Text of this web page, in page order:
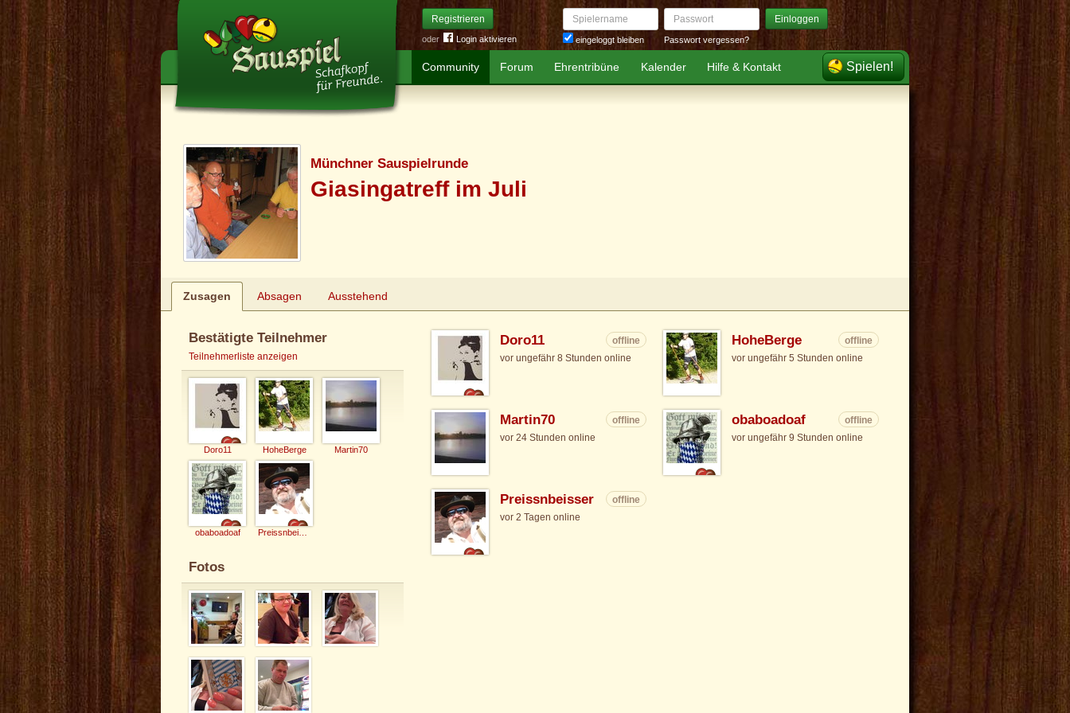
Registrieren
oder Login aktivieren
Spielername
eingeloggt bleiben
Passwort Einloggen
Passwort vergessen?
Community Forum Ehrentribüne Kalender Hilfe & Kontakt Spielen!
Münchner Sauspielrunde
Giasingatreff im Juli
Zusagen Absagen Ausstehend
Bestätigte Teilnehmer
Teilnehmerliste anzeigen
Doro11 HoheBerge Martin70
obaboadoaf
Fotos
Doro11
offline
vor ungefähr 8 Stunden online
HoheBerge
offline
vor ungefähr 5 Stunden online
Martin70
offline
vor 24 Stunden online
obaboadoaf
offline
vor ungefähr 9 Stunden online
Preissnbeisser
offline
vor 2 Tagen online